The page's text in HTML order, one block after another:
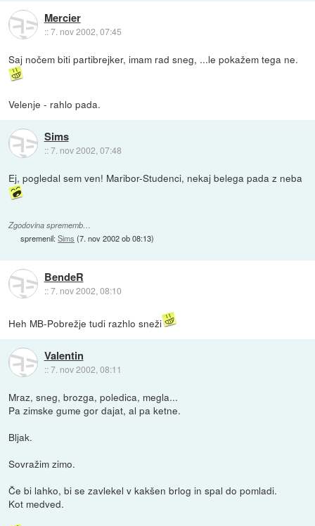
Mercier
::7. nov 2002, 07:45
Saj nočem biti partibrejker, imam rad sneg, ...le pokažem tega ne.
Velenje - rahlo pada.
Sims
::7. nov 2002, 07:48
Ej, pogledal sem ven! Maribor-Studenci, nekaj belega pada z neba
Zgodovina sprememb…
spremenil:Sims (7. nov 2002 ob 08:13)
BendeR
::7. nov 2002, 08:10
Heh MB-Pobrežje tudi razhlo sneži
Valentin
::7. nov 2002, 08:11
Mraz, sneg, brozga, poledica, megla...
Pa zimske gume gor dajat, al pa ketne.
Bljak.
Sovražim zimo.
Če bi lahko, bi se zavlekel v kakšen brlog in spal do pomladi.
Kot medved.